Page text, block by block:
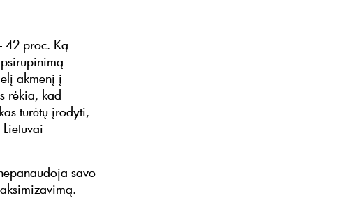
42 proc. Ką
akmenį į
rėkia, kad
turėtų įrodyti,
savo